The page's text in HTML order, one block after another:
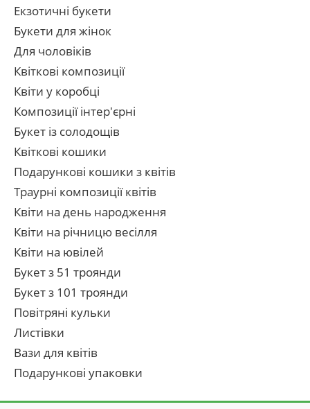
Екзотичні букети
Букети для жінок
Для чоловіків
Квіткові композиції
Квіти у коробці
Композиції інтер'єрні
Букет із солодощів
Квіткові кошики
Подарункові кошики з квітів
Траурні композиції квітів
Квіти на день народження
Квіти на річницю весілля
Квіти на ювілей
Букет з 51 троянди
Букет з 101 троянди
Повітряні кульки
Листівки
Вази для квітів
Подарункові упаковки